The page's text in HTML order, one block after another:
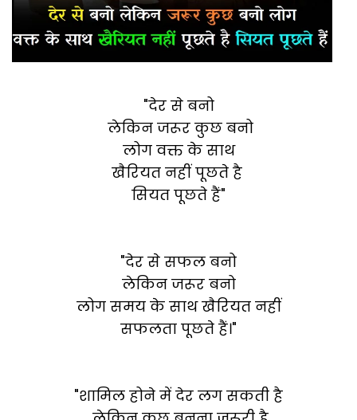
"देर से बनो
लेकिन जरूर कुछ बनो
लोग वक्त के साथ
खैरियत नहीं पूछते है
सियत पूछते हैं"
"देर से सफल बनो
लेकिन जरूर बनो
लोग समय के साथ खैरियत नहीं
सफलता पूछते हैं।"
"शामिल होने में देर लग सकती है